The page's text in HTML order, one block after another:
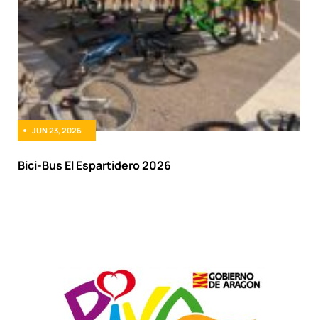
JUN 23, 2026
Bici-Bus El Espartidero 2026